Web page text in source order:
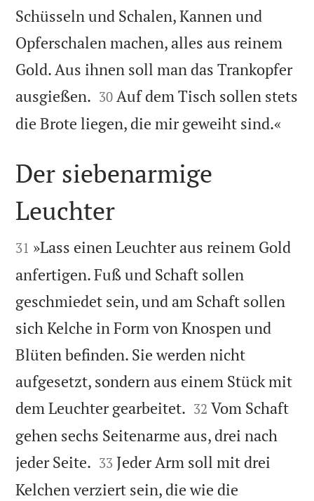
Schüsseln und Schalen, Kannen und
Opferschalen machen, alles aus reinem
Gold. Aus ihnen soll man das Trankopfer
ausgießen. 

30 Auf dem Tisch sollen stets
die Brote liegen, die mir geweiht sind.«

Der siebenarmige
Leuchter

31 »Lass einen Leuchter aus reinem Gold
anfertigen. Fuß und Schaft sollen
geschmiedet sein, und am Schaft sollen
sich Kelche in Form von Knospen und
Blüten befinden. Sie werden nicht
aufgesetzt, sondern aus einem Stück mit
dem Leuchter gearbeitet. 

32 Vom Schaft
gehen sechs Seitenarme aus, drei nach
jeder Seite. 

33 Jeder Arm soll mit drei
Kelchen verziert sein, die wie die